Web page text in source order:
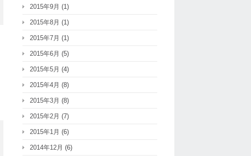
2015年9月 (1)
2015年8月 (1)
2015年7月 (1)
2015年6月 (5)
2015年5月 (4)
2015年4月 (8)
2015年3月 (8)
2015年2月 (7)
2015年1月 (6)
2014年12月 (6)